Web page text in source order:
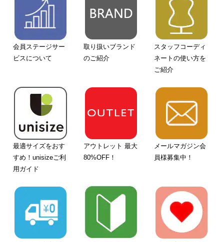
会員ステージサー
ビスについて
取り扱いブランド
のご紹介
スタッフコーディ
ネートの使い方を
ご紹介
最適サイズをおす
すめ！unisizeご利
用ガイド
アウトレット 最大
80%OFF！
メールマガジン会
員様募集中！